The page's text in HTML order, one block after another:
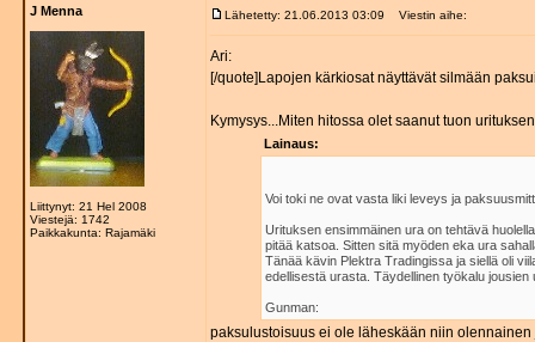
J Menna
Liittynyt: 21 Hel 2008
Viestejä: 1742
Paikkakunta: Rajamäki
Lähetetty: 21.06.2013 03:09 Viestin aihe:
Ari:
[/quote]Lapojen kärkiosat näyttävät silmään
Kymysys...Miten hitossa olet saanut tuon
Lainaus:
Voi toki ne ovat vasta liki leveys ja
Urituksen ensimmäinen ura on tehtävä
pitää katsoa. Sitten sitä myöden eka ura
Tänää kävin Plektra Tradingissa ja siellä oli
edellisestä urasta. Täydellinen työkalu
Gunman:
paksulustoisuus ei ole läheskään niin